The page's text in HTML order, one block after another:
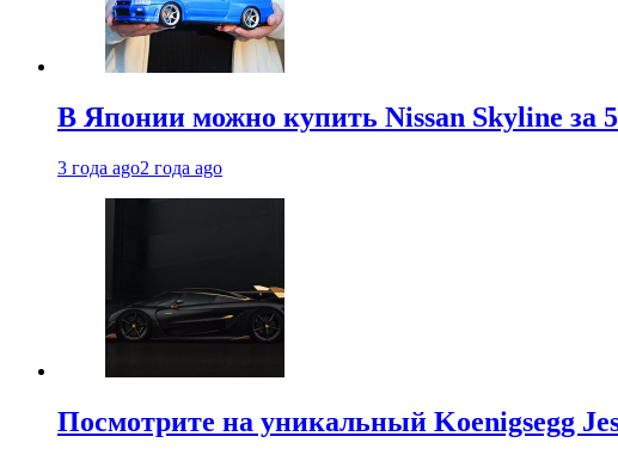
В Японии можно купить Nissan Skyline за
3 года ago2 года ago
Посмотрите на уникальный Koenigsegg